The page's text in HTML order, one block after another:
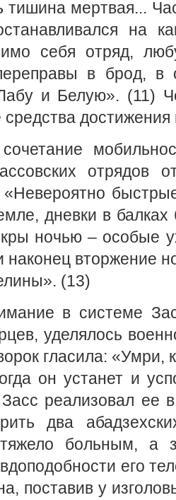
тишина мертвая...
на
себя отряд,
в брод, в
и Белую». (11)
достижения
отрядов
«Невероятно
дневки в
ночью – особые
наконец вторжение
(13)
в системе
уделялось
гласила: «Умри,
он устанет и
реализовал ее
два
тяжело больным, а
его
поставив у